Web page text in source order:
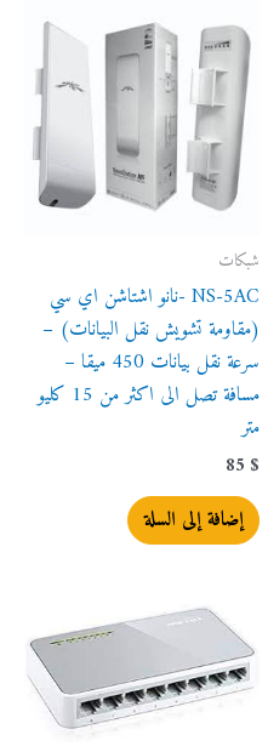
شبكات
NS-5AC -نانو اشتاشن اي سي
(مقاومة تشويش نقل البيانات) –
سرعة نقل بيانات 450 ميقا –
مسافة تصل الى اكثر من 15 كليو
متر
85 $
إضافة إلى السلة